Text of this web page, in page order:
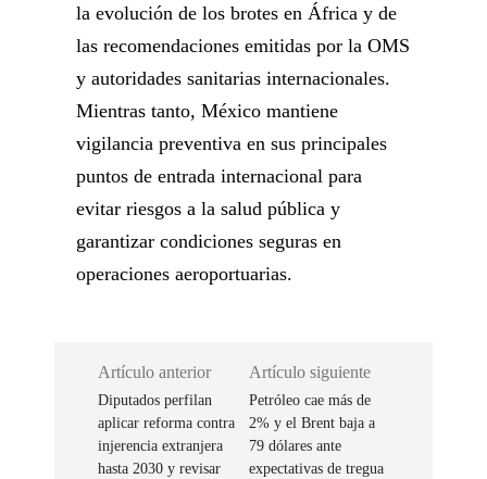
la evolución de los brotes en África y de
las recomendaciones emitidas por la OMS
y autoridades sanitarias internacionales.
Mientras tanto, México mantiene
vigilancia preventiva en sus principales
puntos de entrada internacional para
evitar riesgos a la salud pública y
garantizar condiciones seguras en
operaciones aeroportuarias.
Artículo anterior
Diputados perfilan
aplicar reforma contra
injerencia extranjera
hasta 2030 y revisar
Artículo siguiente
Petróleo cae más de
2% y el Brent baja a
79 dólares ante
expectativas de tregua